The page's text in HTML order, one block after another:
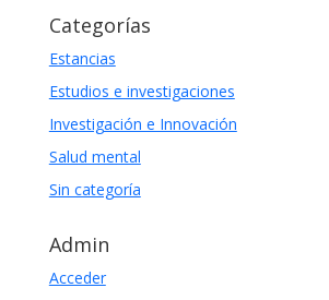
Categorías
Estancias
Estudios e investigaciones
Investigación e Innovación
Salud mental
Sin categoría
Admin
Acceder